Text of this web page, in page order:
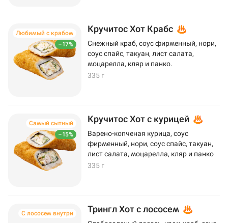
–17%
Любимый с крабом Кручитос Хот Крабс
Снежный краб, соус фирменный, нори,
соус спайс, такуан, лист салата,
моцарелла, кляр и панко.
335 г
–15%
Самый сытный Кручитос Хот с курицей
Варено-копченая курица, соус
фирменный, нори, соус спайс, такуан,
лист салата, моцарелла, кляр и панко
335 г
С лососем внутри Трингл Хот с лососем